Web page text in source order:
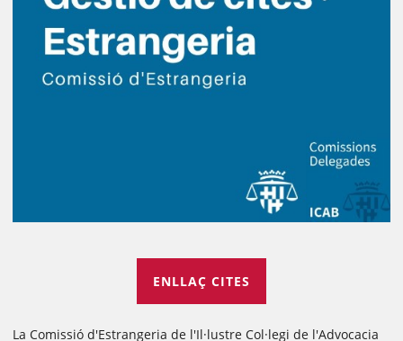
ENLLAÇ CITES
La Comissió d'Estrangeria de l'Il·lustre Col·legi de l'Advocacia